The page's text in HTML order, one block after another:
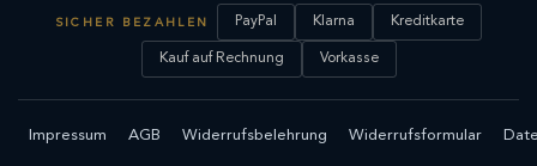
SICHER BEZAHLEN PayPal Klarna Kreditkarte
Kauf auf Rechnung Vorkasse
Impressum AGB Widerrufsbelehrung Widerrufsformular